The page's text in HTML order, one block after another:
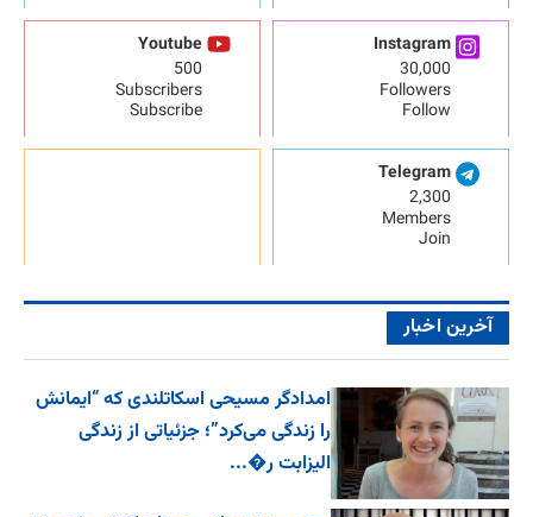
Instagram
30,000
Followers
Follow
Youtube
500
Subscribers
Subscribe
Telegram
2,300
Members
Join
آخرین اخبار
امدادگر مسیحی اسکاتلندی که “ایمانش
را زندگی می‌کرد”؛ جزئیاتی از زندگی
الیزابت ر�...